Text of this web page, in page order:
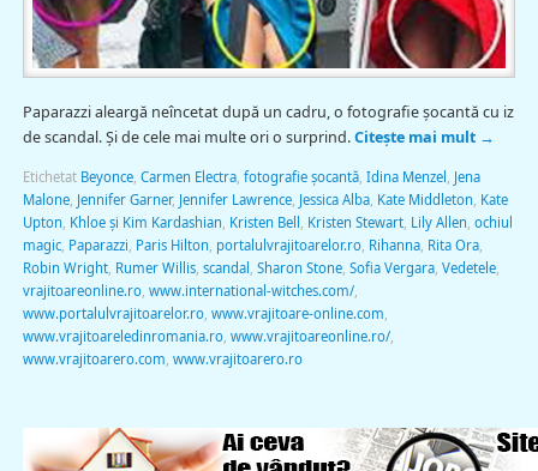
Paparazzi aleargă neîncetat după un cadru, o fotografie şocantă cu iz
de scandal. Şi de cele mai multe ori o surprind.Citește mai mult →
Etichetat Beyonce, Carmen Electra, fotografie şocantă, Idina Menzel
Jena
Malone, Jennifer Garner, Jennifer Lawrence, Jessica Alba, Kate Middleton Kate
Upton Khloe şi Kim Kardashian Kristen Bell Kristen Stewart, Lily Allen ochiul
magic, Paparazzi Paris Hilton portalulvrajitoarelor.ro, Rihanna, Rita Ora,
Robin Wright, Rumer Willis, scandal Sharon Stone, Sofia Vergara, Vedetele,
vrajitoareonline.ro, www.international-witches.com/,
www.portalulvrajitoarelor.ro, www.vrajitoare-online.com
www.vrajitoareledinromania.ro, www.vrajitoareonline.ro/,
www.vrajitoarero.com www.vrajitoarero.ro